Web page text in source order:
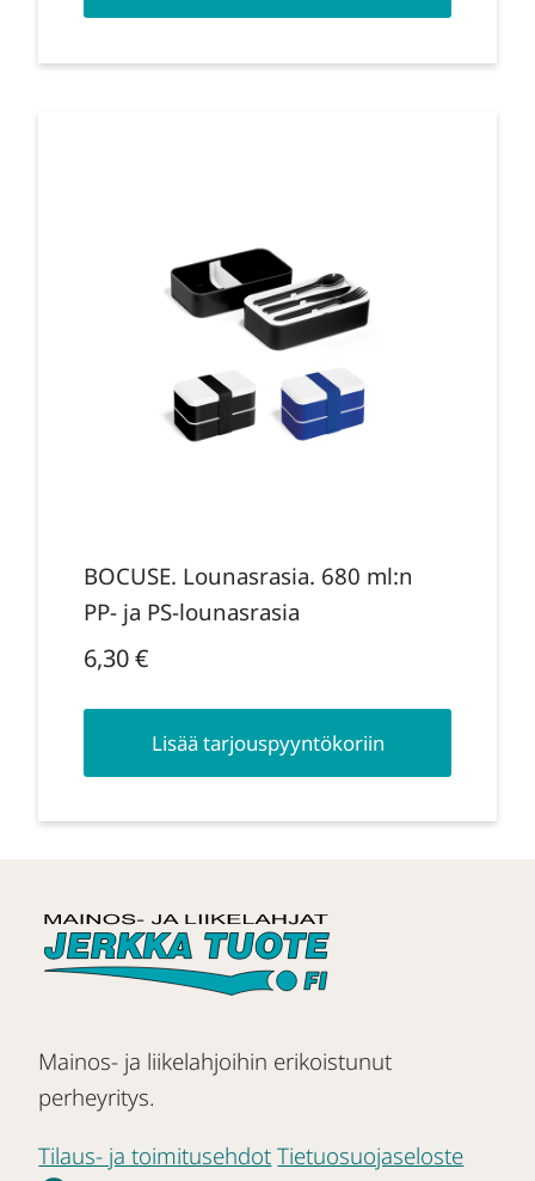
BOCUSE. Lounasrasia. 680 ml:n
PP- ja PS-lounasrasia
6,30€
Lisää tarjouspyyntökoriin
Mainos- ja liikelahjoihin erikoistunut
perheyritys.
Tilaus- ja toimitusehdot Tietuosuojaseloste